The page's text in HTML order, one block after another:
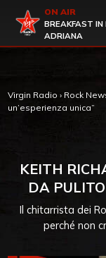
Virgin Radio
ON AIR
BREAKFAST IN
ADRIANA
Virgin Radio › Rock
un’esperienza unica”
KEITH
DA
Il chitarrista dei
perché non